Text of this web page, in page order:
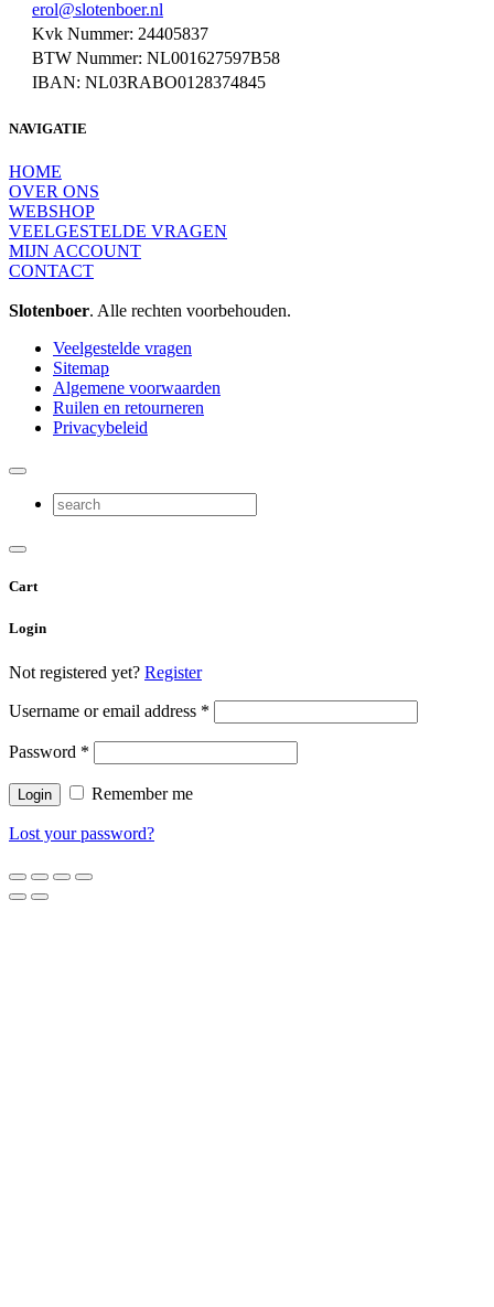
erol@slotenboer.nl
Kvk Nummer: 24405837
BTW Nummer: NL001627597B58
IBAN: NL03RABO0128374845
NAVIGATIE
HOME
OVER ONS
WEBSHOP
VEELGESTELDE VRAGEN
MIJN ACCOUNT
CONTACT
Slotenboer. Alle rechten voorbehouden.
Veelgestelde vragen
Sitemap
Algemene voorwaarden
Ruilen en retourneren
Privacybeleid
Cart
Login
Not registered yet? Register
Username or email address *
Password *
Remember me
Lost your password?